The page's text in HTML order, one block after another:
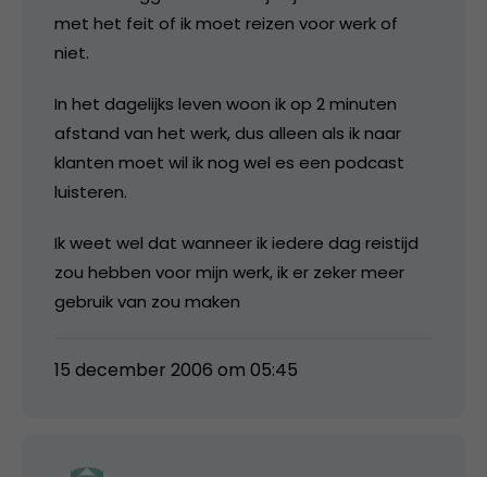
met het feit of ik moet reizen voor werk of
niet.
In het dagelijks leven woon ik op 2 minuten
afstand van het werk, dus alleen als ik naar
klanten moet wil ik nog wel es een podcast
luisteren.
Ik weet wel dat wanneer ik iedere dag reistijd
zou hebben voor mijn werk, ik er zeker meer
gebruik van zou maken
15 december 2006 om 05:45